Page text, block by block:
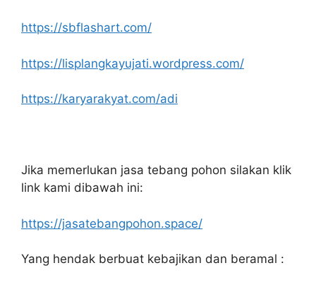
https://sbflashart.com/
https://lisplangkayujati.wordpress.com/
https://karyarakyat.com/adi
Jika memerlukan jasa tebang pohon silakan klik
link kami dibawah ini:
https://jasatebangpohon.space/
Yang hendak berbuat kebajikan dan beramal :